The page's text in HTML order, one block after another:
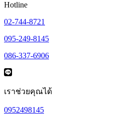
Hotline
02-744-8721
095-249-8145
086-337-6906
เราช่วยคุณได้
0952498145